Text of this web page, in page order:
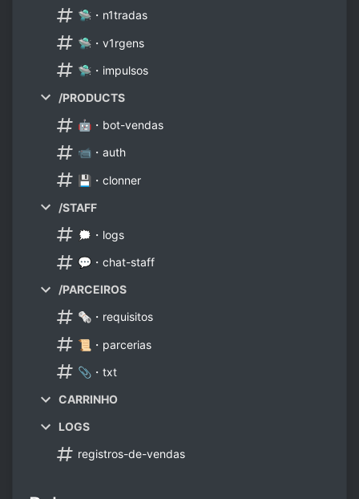
🛸・n1tradas
🛸・v1rgens
🛸・impulsos
/PRODUCTS
🤖・bot-vendas
📹・auth
💾・clonner
/STAFF
🗯・logs
💬・chat-staff
/PARCEIROS
🗞・requisitos
📜・parcerias
📎・txt
CARRINHO
LOGS
registros-de-vendas